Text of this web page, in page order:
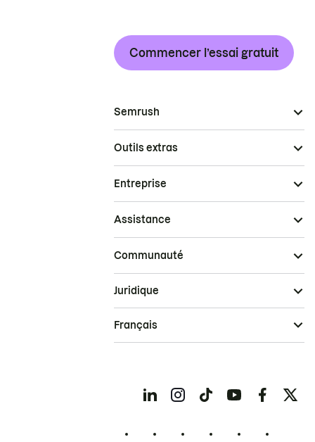
Commencer l’essai gratuit
Semrush
Outils extras
Entreprise
Assistance
Communauté
Juridique
Français